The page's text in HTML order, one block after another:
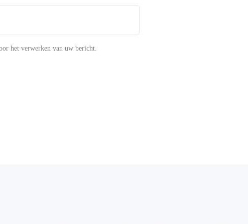
het verwerken van uw bericht.